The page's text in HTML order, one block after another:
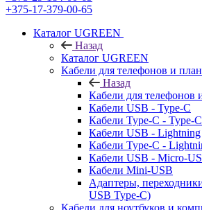
+375-17-379-00-65
Каталог UGREEN
Назад
Каталог UGREEN
Кабели для телефонов и
Назад
Кабели для телефонов
Кабели USB - Type-C
Кабели Type-C - Type-C
Кабели USB - Lightning
Кабели Type-C -
Кабели USB - Micro-
Кабели Mini-USB
Адаптеры,
USB Type-C)
Кабели для ноутбуков и